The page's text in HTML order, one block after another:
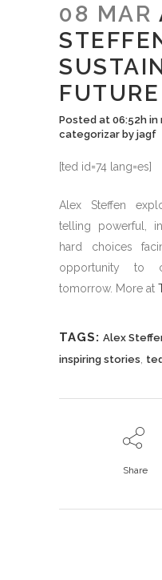
08 MAR
FUTURE
Posted at 06:52h in
categorizar by jagf
[ted id=74 lang=es]
Alex Steffen
telling powerful,
hard choices
opportunity to
tomorrow. More at
TAGS: Alex
inspiring stories ted
Share